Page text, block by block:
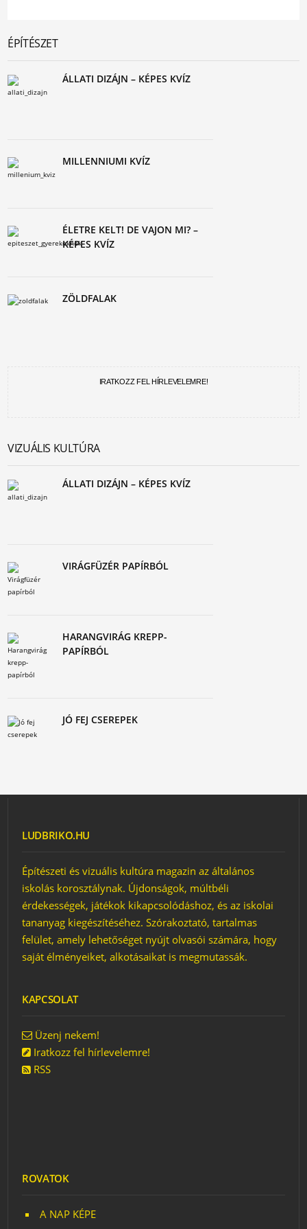
ÉPÍTÉSZET
ÁLLATI DIZÁJN – KÉPES KVÍZ
MILLENNIUMI KVÍZ
ÉLETRE KELT! DE VAJON MI? –
KÉPES KVÍZ
ZÖLDFALAK
IRATKOZZ FEL HÍRLEVELEMRE!
VIZUÁLIS KULTÚRA
ÁLLATI DIZÁJN – KÉPES KVÍZ
VIRÁGFÜZÉR PAPÍRBÓL
HARANGVIRÁG KREPP-
PAPÍRBÓL
JÓ FEJ CSEREPEK
LUDBRIKO.HU
Építészeti és vizuális kultúra magazin az általános
iskolás korosztálynak. Újdonságok, múltbéli
érdekességek, játékok kikapcsolódáshoz, és az iskolai
tananyag kiegészítéséhez. Szórakoztató, tartalmas
felület, amely lehetőséget nyújt olvasói számára, hogy
saját élményeiket, alkotásaikat is megmutassák.
KAPCSOLAT
Üzenj nekem!
Iratkozz fel hírlevelemre!
RSS
ROVATOK
A NAP KÉPE